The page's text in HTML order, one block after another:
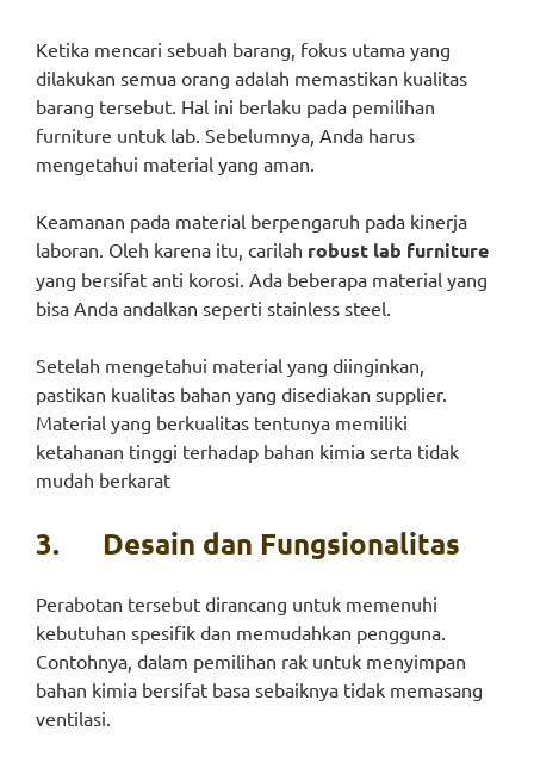
Ketika mencari sebuah barang, fokus utama yang
dilakukan semua orang adalah memastikan kualitas
barang tersebut. Hal ini berlaku pada pemilihan
furniture untuk lab. Sebelumnya, Anda harus
mengetahui material yang aman.
Keamanan pada material berpengaruh pada kinerja
laboran. Oleh karena itu, carilah robust lab furniture
yang bersifat anti korosi. Ada beberapa material yang
bisa Anda andalkan seperti stainless steel.
Setelah mengetahui material yang diinginkan,
pastikan kualitas bahan yang disediakan supplier.
Material yang berkualitas tentunya memiliki
ketahanan tinggi terhadap bahan kimia serta tidak
mudah berkarat
3. Desain dan Fungsionalitas
Perabotan tersebut dirancang untuk memenuhi
kebutuhan spesifik dan memudahkan pengguna.
Contohnya, dalam pemilihan rak untuk menyimpan
bahan kimia bersifat basa sebaiknya tidak memasang
ventilasi.